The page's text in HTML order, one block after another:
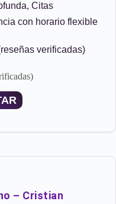
Citas
con horario flexible
verificadas)
– Cristian